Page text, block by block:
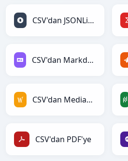
CSV'dan JSONLines'ye
CSV'dan Markdown'ye
CSV'dan MediaWiki'ye
CSV'dan PDF'ye